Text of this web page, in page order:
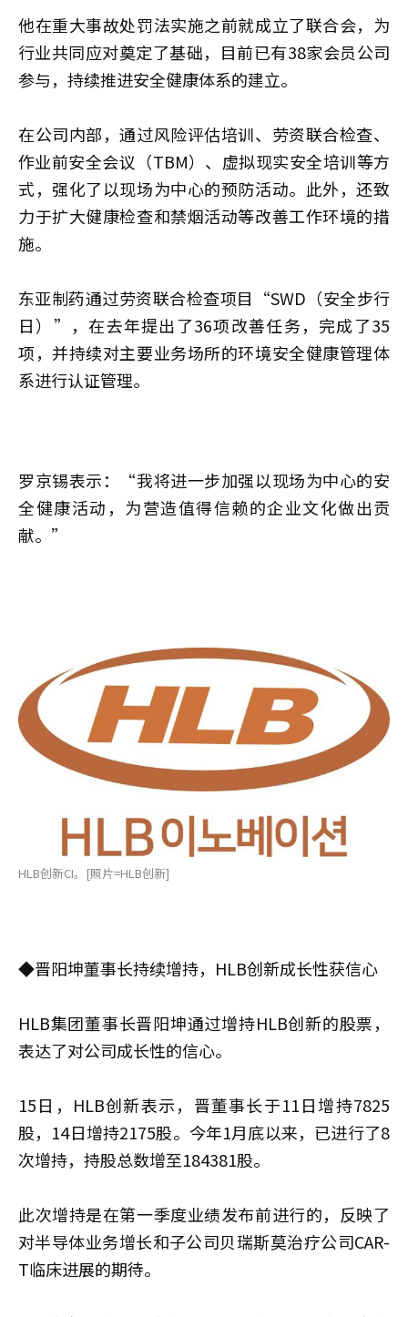
他在重大事故处罚法实施之前就成立了联合会，为
行业共同应对奠定了基础，目前已有38家会员公司
参与，持续推进安全健康体系的建立。
在公司内部，通过风险评估培训、劳资联合检查、
作业前安全会议（TBM）、虚拟现实安全培训等方
式，强化了以现场为中心的预防活动。此外，还致
力于扩大健康检查和禁烟活动等改善工作环境的措
施。
东亚制药通过劳资联合检查项目“SWD（安全步行
日）”，在去年提出了36项改善任务，完成了35
项，并持续对主要业务场所的环境安全健康管理体
系进行认证管理。
罗京锡表示：“我将进一步加强以现场为中心的安
全健康活动，为营造值得信赖的企业文化做出贡
献。”
HLB创新CI。[照片=HLB创新]
◆晋阳坤董事长持续增持，HLB创新成长性获信心
HLB集团董事长晋阳坤通过增持HLB创新的股票，
表达了对公司成长性的信心。
15日，HLB创新表示，晋董事长于11日增持7825
股，14日增持2175股。今年1月底以来，已进行了8
次增持，持股总数增至184381股。
此次增持是在第一季度业绩发布前进行的，反映了
对半导体业务增长和子公司贝瑞斯莫治疗公司CAR-
T临床进展的期待。